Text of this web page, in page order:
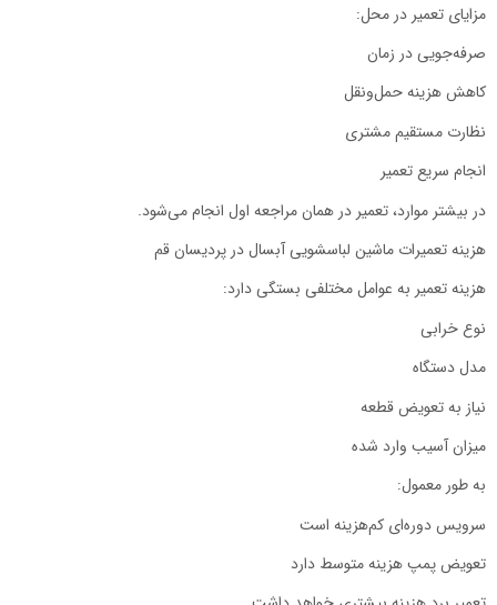
مزایای تعمیر در محل:
صرفه‌جویی در زمان
کاهش هزینه حمل‌ونقل
نظارت مستقیم مشتری
انجام سریع تعمیر
در بیشتر موارد، تعمیر در همان مراجعه اول انجام می‌شود.
هزینه تعمیرات ماشین لباسشویی آبسال در پردیسان قم
هزینه تعمیر به عوامل مختلفی بستگی دارد:
نوع خرابی
مدل دستگاه
نیاز به تعویض قطعه
میزان آسیب وارد شده
به طور معمول:
سرویس دوره‌ای کم‌هزینه است
تعویض پمپ هزینه متوسط دارد